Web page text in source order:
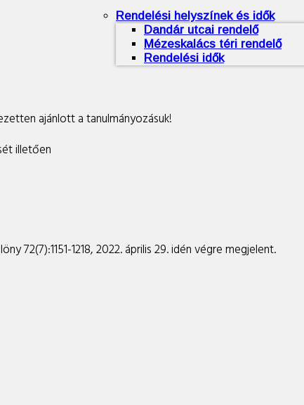
Rendelési helyszínek és idők
Dandár utcai rendelő
Mézeskalács téri rendelő
Rendelési idők
ajánlott a tanulmányozásuk!
illetően
72(7):1151-1218, 2022. április 29. idén végre megjelent.